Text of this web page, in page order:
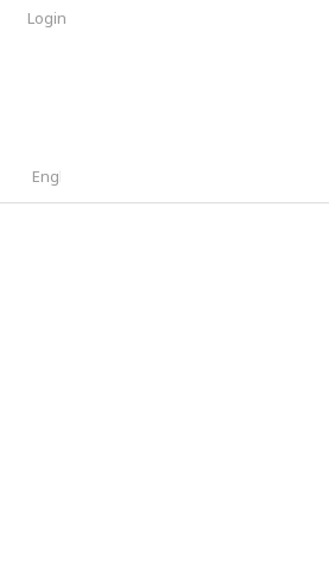
Login
English